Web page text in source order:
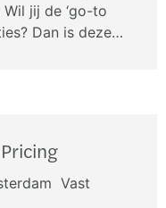
jij de ‘go-to
Dan is deze…
Vast